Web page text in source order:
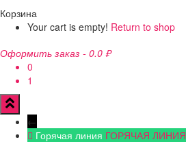
Корзина
Your cart is empty! Return to shop
Оформить заказ - 0.0 ₽
0
1
←
Горячая линия ГОРЯЧАЯ ЛИНИЯ